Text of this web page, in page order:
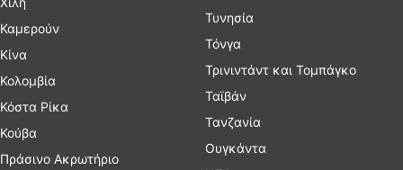
Καμερούν
Κίνα
Κολομβία
Κόστα Ρίκα
Κούβα
Πράσινο Ακρωτήριο
Τυνησία
Τόνγα
Τρινιντάντ και Τομπάγκο
Ταϊβάν
Τανζανία
Ουγκάντα